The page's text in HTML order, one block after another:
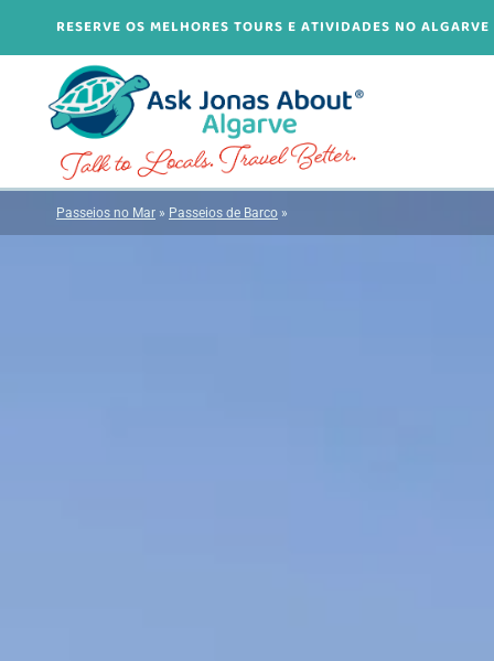
to
content
RESERVE OS MELHORES TOURS E ATIVIDADES NO
Passeios no Mar » Passeios de Barco »